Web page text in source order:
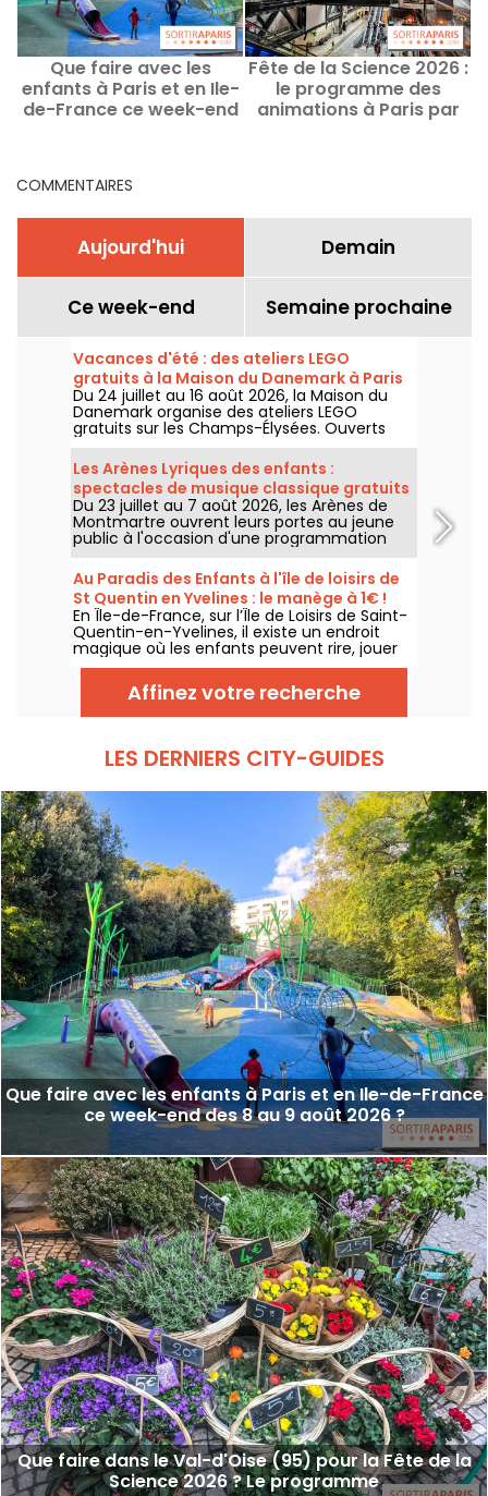
Que faire avec les
enfants à Paris et en Ile-
de-France ce week-end
Fête de la Science 2026 :
le programme des
animations à Paris par
COMMENTAIRES
Aujourd'hui Demain
Ce week-end Semaine prochaine
Vacances d'été : des ateliers LEGO
gratuits à la Maison du Danemark à Paris
Du 24 juillet au 16 août 2026, la Maison du
Danemark organise des ateliers LEGO
gratuits sur les Champs-Élysées. Ouverts
aux enfants, aux familles et aux passionnés
de construction, ces rendez-vous
permettent de découvrir l'univers de la
célèbre marque danoise à travers des
espaces de création en libre accès.
Les Arènes Lyriques des enfants :
spectacles de musique classique gratuits
pour les petits
Du 23 juillet au 7 août 2026, les Arènes de
Montmartre ouvrent leurs portes au jeune
public à l'occasion d'une programmation
spéciale. Bienvenue aux Arènes Lyriques des
enfants, un festival pour faire découvrir la
musique classique aux plus jeunes,
entièrement gratuit.
Au Paradis des Enfants à l'île de loisirs de
St Quentin en Yvelines : le manège à 1€ !
En Île-de-France, sur l’Île de Loisirs de Saint-
Quentin-en-Yvelines, il existe un endroit
magique où les enfants peuvent rire, jouer
et profiter de manèges adaptés à leur âge :
Au Paradis des Enfants. C’est le parc le
moins cher d’Île-de-France, avec un tarif
exceptionnel de 1 € le manège.
Affinez votre recherche
LES DERNIERS CITY-GUIDES
Que faire avec les enfants à Paris et en Ile-de-France
ce week-end des 8 au 9 août 2026 ?
Que faire dans le Val-d'Oise (95) pour la Fête de la
Science 2026 ? Le programme